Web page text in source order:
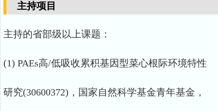
主持项目
主持的省部级以上课题：
(1) PAEs高/低吸收累积基因型菜心根际环境特性
研究(30600372)，国家自然科学基金青年基金，